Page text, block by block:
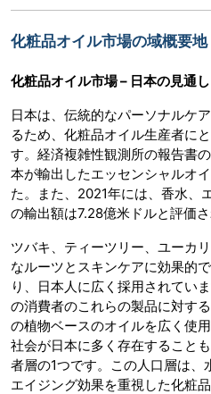
化粧品オイル市場の域概要地
化粧品オイル市場 – 日本の見通し
日本は、伝統的なパーソナルケ
るため、化粧品オイル生産者に
す。経済複雑性観測所の報告書
本が輸出したエッセンシャルオ
た。また、2021年には、香水、
の輸出額は7.28億米ドルと評価さ
ツバキ、ティーツリー、ユーカ
なルーツとスキンケアに効果的
り、日本人に広く採用されてい
の消費者のこれらの製品に対す
の植物ベースのオイルを広く使
社会が日本に多く存在すること
者層の1つです。この人口層は、
エイジング効果を重視した化粧